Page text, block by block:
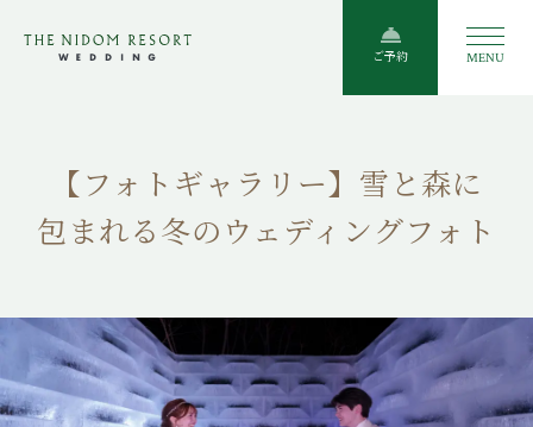
ご予約 MENU
【フォトギャラリー】雪と森に
包まれる冬のウェディングフォト